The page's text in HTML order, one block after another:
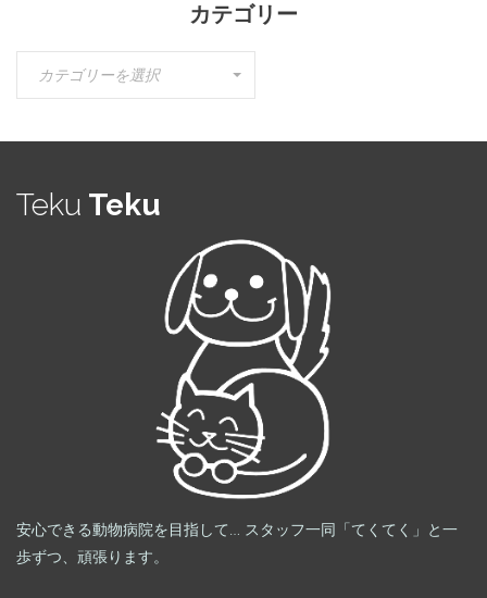
カテゴリー
リ
カテゴリーを選択
Teku Teku
安心できる動物病院を目指して… スタッフ一同「てくてく」と一
歩ずつ、頑張ります。